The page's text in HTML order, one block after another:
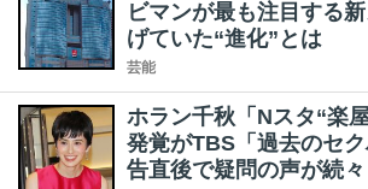
ビマンが最も注目する
げていた“進化”とは
芸能
ホラン千秋「Nスタ“楽
発覚がTBS「過去のセ
告直後で疑問の声が続々